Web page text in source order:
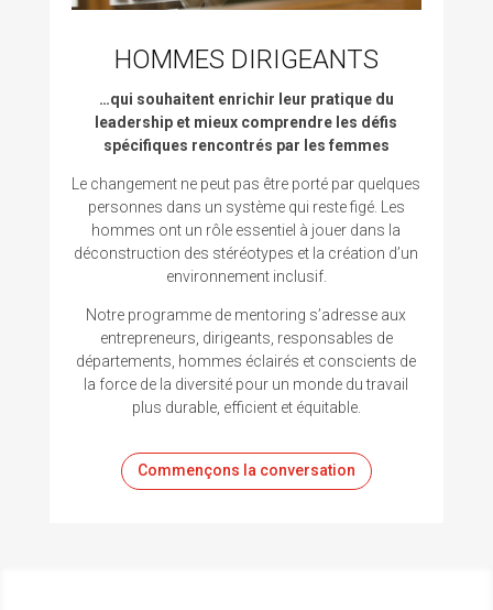
HOMMES DIRIGEANTS
…qui souhaitent enrichir leur pratique du
leadership et mieux comprendre les défis
spécifiques rencontrés par les femmes
Le changement ne peut pas être porté par quelques
personnes dans un système qui reste figé. Les
hommes ont un rôle essentiel à jouer dans la
déconstruction des stéréotypes et la création d’un
environnement inclusif.
Notre programme de mentoring s’adresse aux
entrepreneurs, dirigeants, responsables de
départements, hommes éclairés et conscients de
la force de la diversité pour un monde du travail
plus durable, efficient et équitable.
Commençons la conversation